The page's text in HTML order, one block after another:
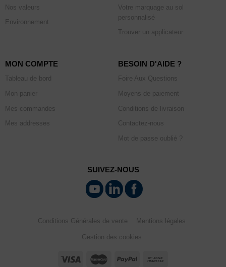
Nos valeurs
Environnement
Votre marquage au sol
personnalisé
Trouver un applicateur
MON COMPTE
Tableau de bord
Mon panier
Mes commandes
Mes addresses
BESOIN D'AIDE ?
Foire Aux Questions
Moyens de paiement
Conditions de livraison
Contactez-nous
Mot de passe oublié ?
SUIVEZ-NOUS
Conditions Générales de vente Mentions légales
Gestion des cookies